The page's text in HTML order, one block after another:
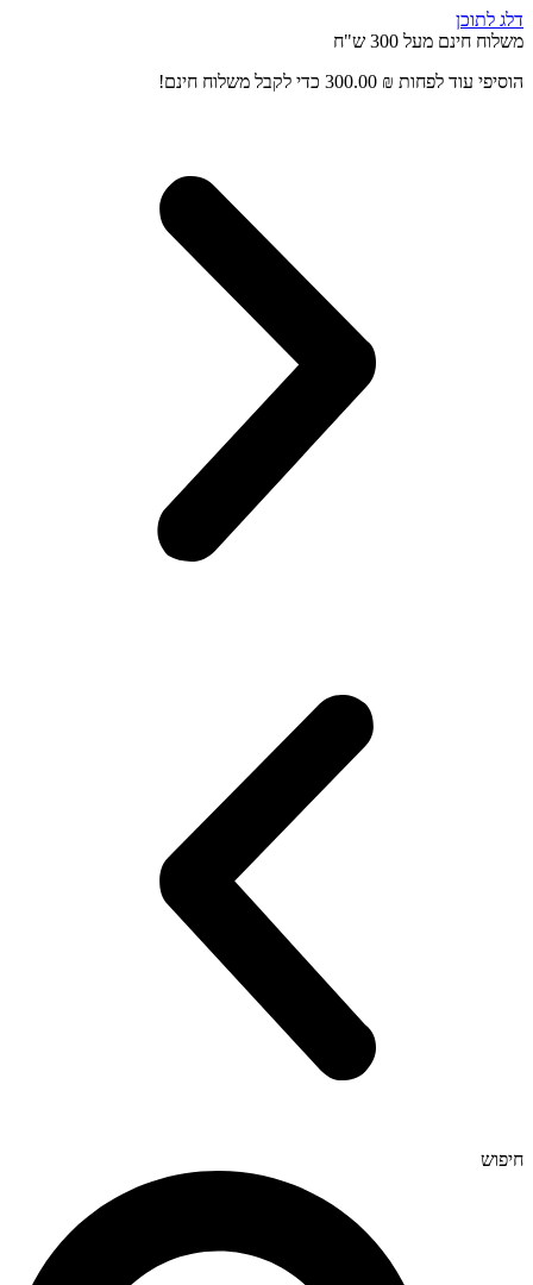
דלג לתוכן
משלוח חינם מעל 300 ש"ח
הוסיפי עוד לפחות
300.00 ₪ כדי לקבל משלוח חינם!
חיפוש